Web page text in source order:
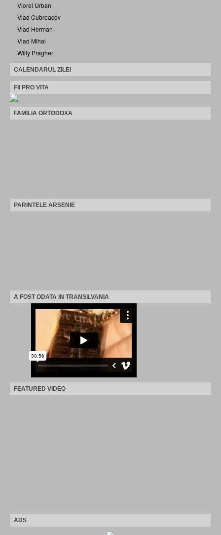
Viorel Urban
Vlad Cubreacov
Vlad Herman
Vlad Mihai
Willy Pragher
CALENDARUL ZILEI
FII PRO VITA
FAMILIA ORTODOXA
PARINTELE ARSENIE
A FOST ODATA IN TRANSILVANIA
FEATURED VIDEO
ADS